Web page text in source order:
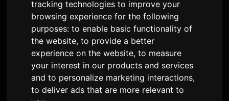
tracking technologies to improve your
browsing experience for the following
purposes:to enable basic functionality of
the website,to provide a better
experience on the website,to measure
your interest in our products and services
and to personalize marketing interactions,
to deliver ads that are more relevant to
La pel·lícula d'anime de
Netflix 'Super Kaguya-hime!'
acaba la seva carrera als